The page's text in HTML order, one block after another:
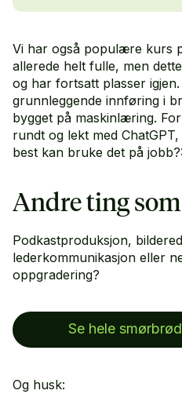
Vi har også populære kurs
allerede helt fulle, men
og har fortsatt plasser
grunnleggende innføring i
bygget på maskinlæring.
rundt og lekt med
best kan bruke det på jobb?:
Andre ting som
Podkastproduksjon,
lederkommunikasjon eller
oppgradering?
Se hele
Og husk: